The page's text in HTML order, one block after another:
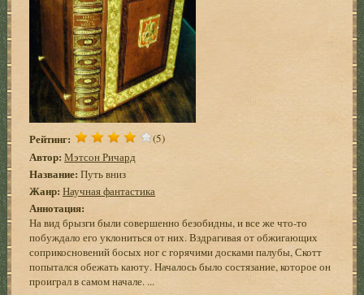
Рейтинг: (5)
Автор: Мэтсон Ричард
Название: Путь вниз
Жанр: Научная фантастика
Аннотация:
На вид брызги были совершенно безобидны, и все же что-то
побуждало его уклониться от них. Вздрагивая от обжигающих
соприкосновений босых ног с горячими досками палубы, Скотт
попытался обежать каюту. Началось было состязание, которое он
проиграл в самом начале. ...